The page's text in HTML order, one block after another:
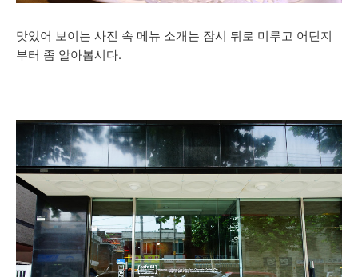
맛있어 보이는 사진 속 메뉴 소개는 잠시 뒤로 미루고 어딘지
부터 좀 알아봅시다.